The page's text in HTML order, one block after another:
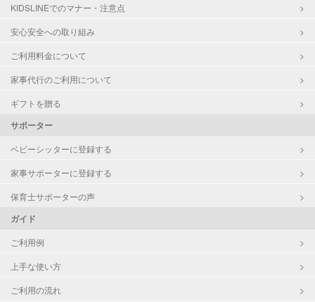
KIDSLINEでのマナー・注意点
安心安全への取り組み
ご利用料金について
家事代行のご利用について
ギフトを贈る
サポーター
ベビーシッターに登録する
家事サポーターに登録する
保育士サポーターの声
ガイド
ご利用例
上手な使い方
ご利用の流れ